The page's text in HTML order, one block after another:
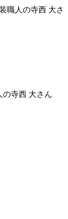
職人の寺西 大さ
の寺西 大さん